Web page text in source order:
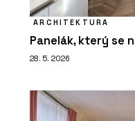
ARCHITEKTURA
Panelák, který se
28. 5. 2026